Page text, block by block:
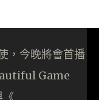
，今晚將會首播
Game
《